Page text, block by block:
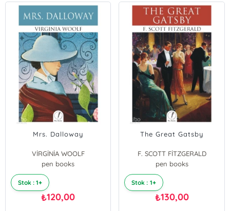
Mrs. Dalloway
VİRGİNİA WOOLF
pen books
Stok : 1+
₺120,00
The Great Gatsby
F. SCOTT FİTZGERALD
pen books
Stok : 1+
₺130,00